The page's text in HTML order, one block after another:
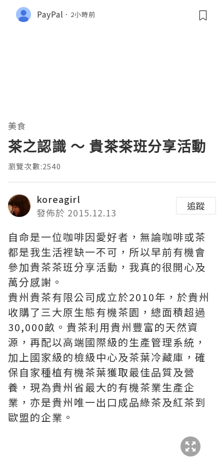
PayPal 2小時前
美食
茶之認識 〜 貴茶茶班分享活動
瀏覽次數:2540
koreagirl
發佈於 2015.12.13
追蹤
自命是一位咖啡因愛好者，無論咖啡或茶
都是我生活裡缺一不可，所以早前有機會
參加貴茶茶班分享活動，我真的很開心及
萬分感謝。
貴州貴茶有限公司成立於2010年，於貴州
收購了三大原生態有機茶園，總面積超過
30,000畝。貴茶利用貴州豐富的天然資
源，再配以高端國際級的生產管理系統，
加上國家級的檢級中心及茶葉冷藏庫，確
保自家種植有機茶葉獲取最佳品質及營
養，現為貴州省最大的有機茶業生產企
業，亦是貴州唯一出口成品綠茶及紅茶到
歐盟的企業。